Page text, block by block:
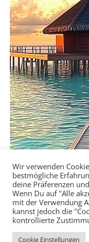
Wir verwenden
bestmögliche
deine Präferenzen
Wenn Du auf "Alle
mit der Verwendung
kannst jedoch die
kontrollierte
Cookie Einstellungen